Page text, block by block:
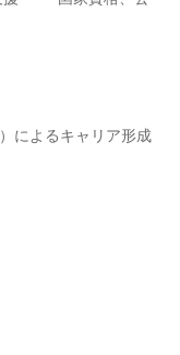
によるキャリア形成